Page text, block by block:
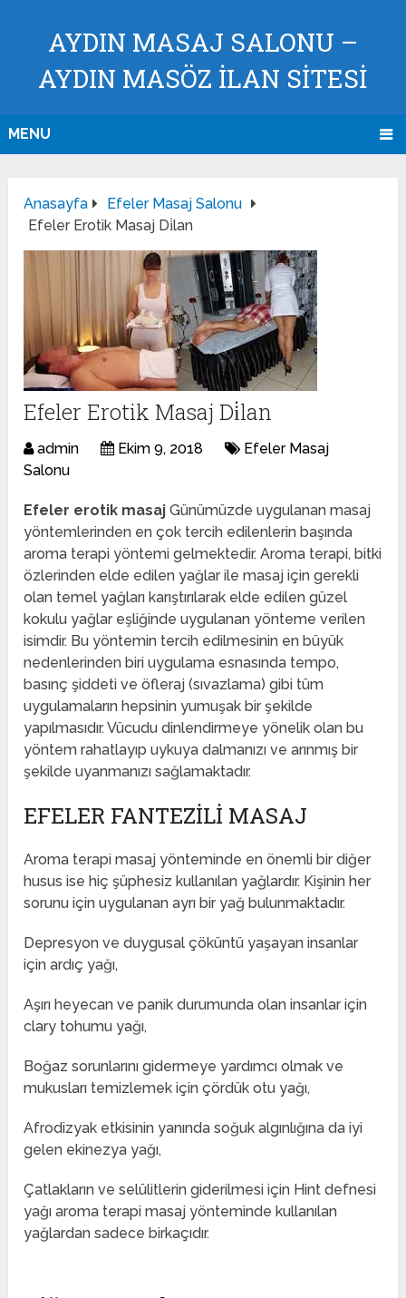
AYDIN MASAJ SALONU –
AYDIN MASÖZ İLAN SİTESİ
MENU
Anasayfa
Efeler Masaj Salonu
Efeler Erotik Masaj Di̇lan
Efeler Erotik Masaj Di̇lan
admin Ekim 9, 2018
Efeler Masaj
Salonu
Efeler erotik masaj Günümüzde uygulanan masaj
yöntemlerinden en çok tercih edilenlerin başında
aroma terapi yöntemi gelmektedir. Aroma terapi, bitki
özlerinden elde edilen yağlar ile masaj için gerekli
olan temel yağları karıştırılarak elde edilen güzel
kokulu yağlar eşliğinde uygulanan yönteme verilen
isimdir. Bu yöntemin tercih edilmesinin en büyük
nedenlerinden biri uygulama esnasında tempo,
basınç şiddeti ve öfleraj (sıvazlama) gibi tüm
uygulamaların hepsinin yumuşak bir şekilde
yapılmasıdır. Vücudu dinlendirmeye yönelik olan bu
yöntem rahatlayıp uykuya dalmanızı ve arınmış bir
şekilde uyanmanızı sağlamaktadır.
EFELER FANTEZILI MASAJ
Aroma terapi masaj yönteminde en önemli bir diğer
husus ise hiç şüphesiz kullanılan yağlardır. Kişinin her
sorunu için uygulanan ayrı bir yağ bulunmaktadır.
Depresyon ve duygusal çöküntü yaşayan insanlar
için ardıç yağı,
Aşırı heyecan ve panik durumunda olan insanlar için
clary tohumu yağı,
Boğaz sorunlarını gidermeye yardımcı olmak ve
mukusları temizlemek için çördük otu yağı,
Afrodizyak etkisinin yanında soğuk algınlığına da iyi
gelen ekinezya yağı,
Çatlakların ve selülitlerin giderilmesi için Hint defnesi
yağı aroma terapi masaj yönteminde kullanılan
yağlardan sadece birkaçıdır.